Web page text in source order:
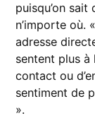
puisqu’on
n’importe où.
adresse
sentent plus à
contact ou
sentiment de
».